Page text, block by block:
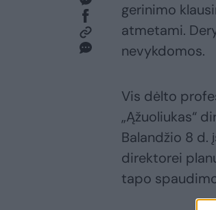
gerinimo
atmetami.
nevykdomos.
Vis dėlto
„Ąžuoliukas“
Balandžio 8 d.
direktorei
tapo